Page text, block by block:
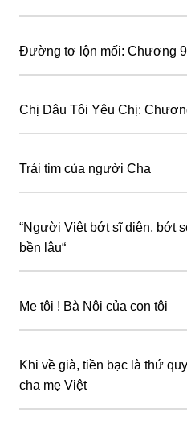
Đường tơ lộn mối: Chương 9
Chị Dâu Tôi Yêu Chị:
Trái tim của người Cha
“Người Việt bớt sĩ diện, bớt
bền lâu“
Mẹ tôi ! Bà Nội của con tôi
Khi về già, tiền bạc là thứ
cha mẹ Việt